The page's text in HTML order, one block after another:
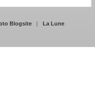
Blogsite |
La Lune